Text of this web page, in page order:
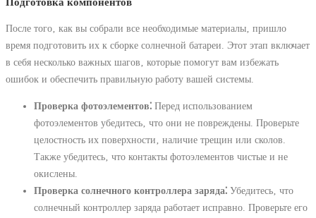
После того‚ как вы собрали все необходимые материалы‚ пришло
время подготовить их к сборке солнечной батареи. Этот этап включает
в себя несколько важных шагов‚ которые помогут вам избежать
ошибок и обеспечить правильную работу вашей системы.
Проверка фотоэлементов⁚ Перед использованием
фотоэлементов убедитесь‚ что они не повреждены. Проверьте
целостность их поверхности‚ наличие трещин или сколов.
Также убедитесь‚ что контакты фотоэлементов чистые и не
окислены.
Проверка солнечного контроллера заряда⁚ Убедитесь‚ что
солнечный контроллер заряда работает исправно. Проверьте его